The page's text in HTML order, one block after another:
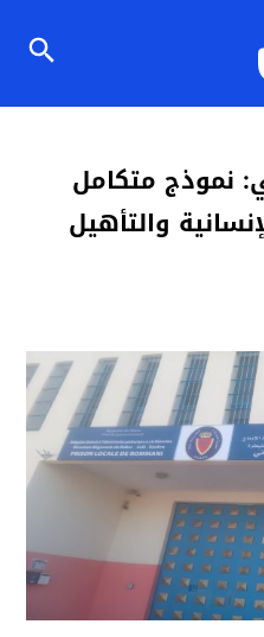
نموذج متكامل
والتأهيل